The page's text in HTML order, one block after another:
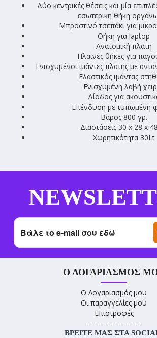
Δύο κεντρικές θέσεις και μία
εσωτερική θήκη
Μπροστινό τσεπάκι για
Θήκη για laptop
Ανατομική πλάτη
Πλαϊνές θήκες για
Ενισχυμένοι ιμάντες πλάτης με
Ελαστικός ιμάντας
Ενισχυμένη λαβή
Δίοδος για
Επένδυση με τυπωμένη
Βάρος 800 γρ.
Διαστάσεις 30 x 28 x
Χωρητικότητα 30Lt
Ο ΛΟΓΑΡΙΑΣΜΌΣ
Ο Λογαριασμός μου
Οι παραγγελίες μου
Επιστροφές
----------------------
ΒΡΕΊΤΕ ΜΑΣ ΣΤΑ